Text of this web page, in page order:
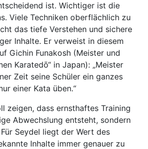
ist. Wichtiger ist die
Viele Techniken oberflächlich zu
das tiefe Verstehen und sichere
Inhalte. Er verweist in diesem
Gichin Funakosh (Meister und
Karatedō“ in Japan): „Meister
Zeit seine Schüler ein ganzes
einer Kata üben.“
zeigen, dass ernsthaftes Training
Abwechslung entsteht, sondern
Seydel liegt der Wert des
Inhalte immer genauer zu